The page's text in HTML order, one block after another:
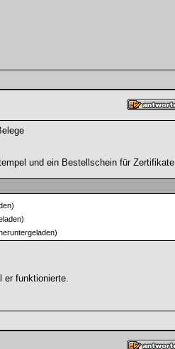
und ein Bestellschein für
er funktionierte.